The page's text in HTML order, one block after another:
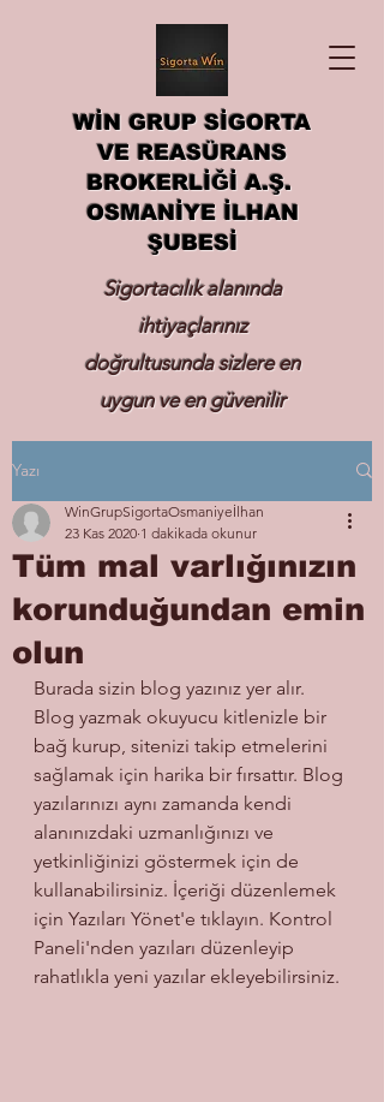
WİN GRUP SİGORTA
VE REASÜRANS
BROKERLİĞİ A.Ş.
OSMANİYE İLHAN
ŞUBESİ
Sigortacılık alanında
ihtiyaçlarınız
doğrultusunda sizlere en
uygun ve en güvenilir
sigortayı hizmetinize
Yazı
Tüm mal varlığınızın
korunduğundan emin
olun
WinGrupSigortaOsmaniyeİlhan
23 Kas 2020 1 dakikada okunur
Burada sizin blog yazınız yer alır.
Blog yazmak okuyucu kitlenizle bir
bağ kurup, sitenizi takip etmelerini
sağlamak için harika bir fırsattır. Blog
yazılarınızı aynı zamanda kendi
alanınızdaki uzmanlığınızı ve
yetkinliğinizi göstermek için de
kullanabilirsiniz. İçeriği düzenlemek
için Yazıları Yönet'e tıklayın. Kontrol
Paneli'nden yazıları düzenleyip
rahatlıkla yeni yazılar ekleyebilirsiniz.